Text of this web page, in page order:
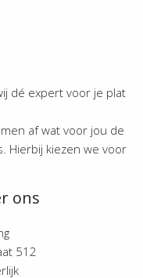
dé expert voor je plat
af wat voor jou de
Hierbij kiezen we voor
ons
512